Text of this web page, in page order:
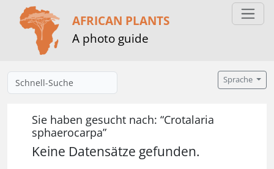
AFRICAN PLANTS
A photo guide
Sprache
Sie haben gesucht nach: “Crotalaria
sphaerocarpa”
Keine Datensätze gefunden.